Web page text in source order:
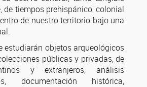
de tiempos prehispánico, colonial
de nuestro territorio bajo una
estudiarán objetos arqueológicos
públicas y privadas, de
y extranjeros, análisis
documentación histórica,